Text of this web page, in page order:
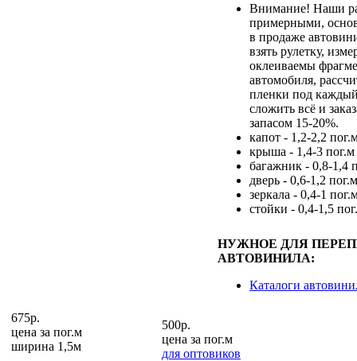
Внимание! Наши
примерными,
в продаже
взять рулетку,
оклеиваемы
автомобиля,
пленки под
сложить всё и
запасом 15-20%.
капот - 1,2-2,2
крыша - 1,4-3 пог.м
багажник - 0,8-1,4
дверь - 0,6-1,2 пог.м
зеркала - 0,4-1
стойки - 0,4-1,5
НУЖНОЕ ДЛЯ
АВТОВИНИЛА:
Каталоги
675р.
цена за пог.м
ширина 1,5м
500р.
цена за пог.м
для оптовиков